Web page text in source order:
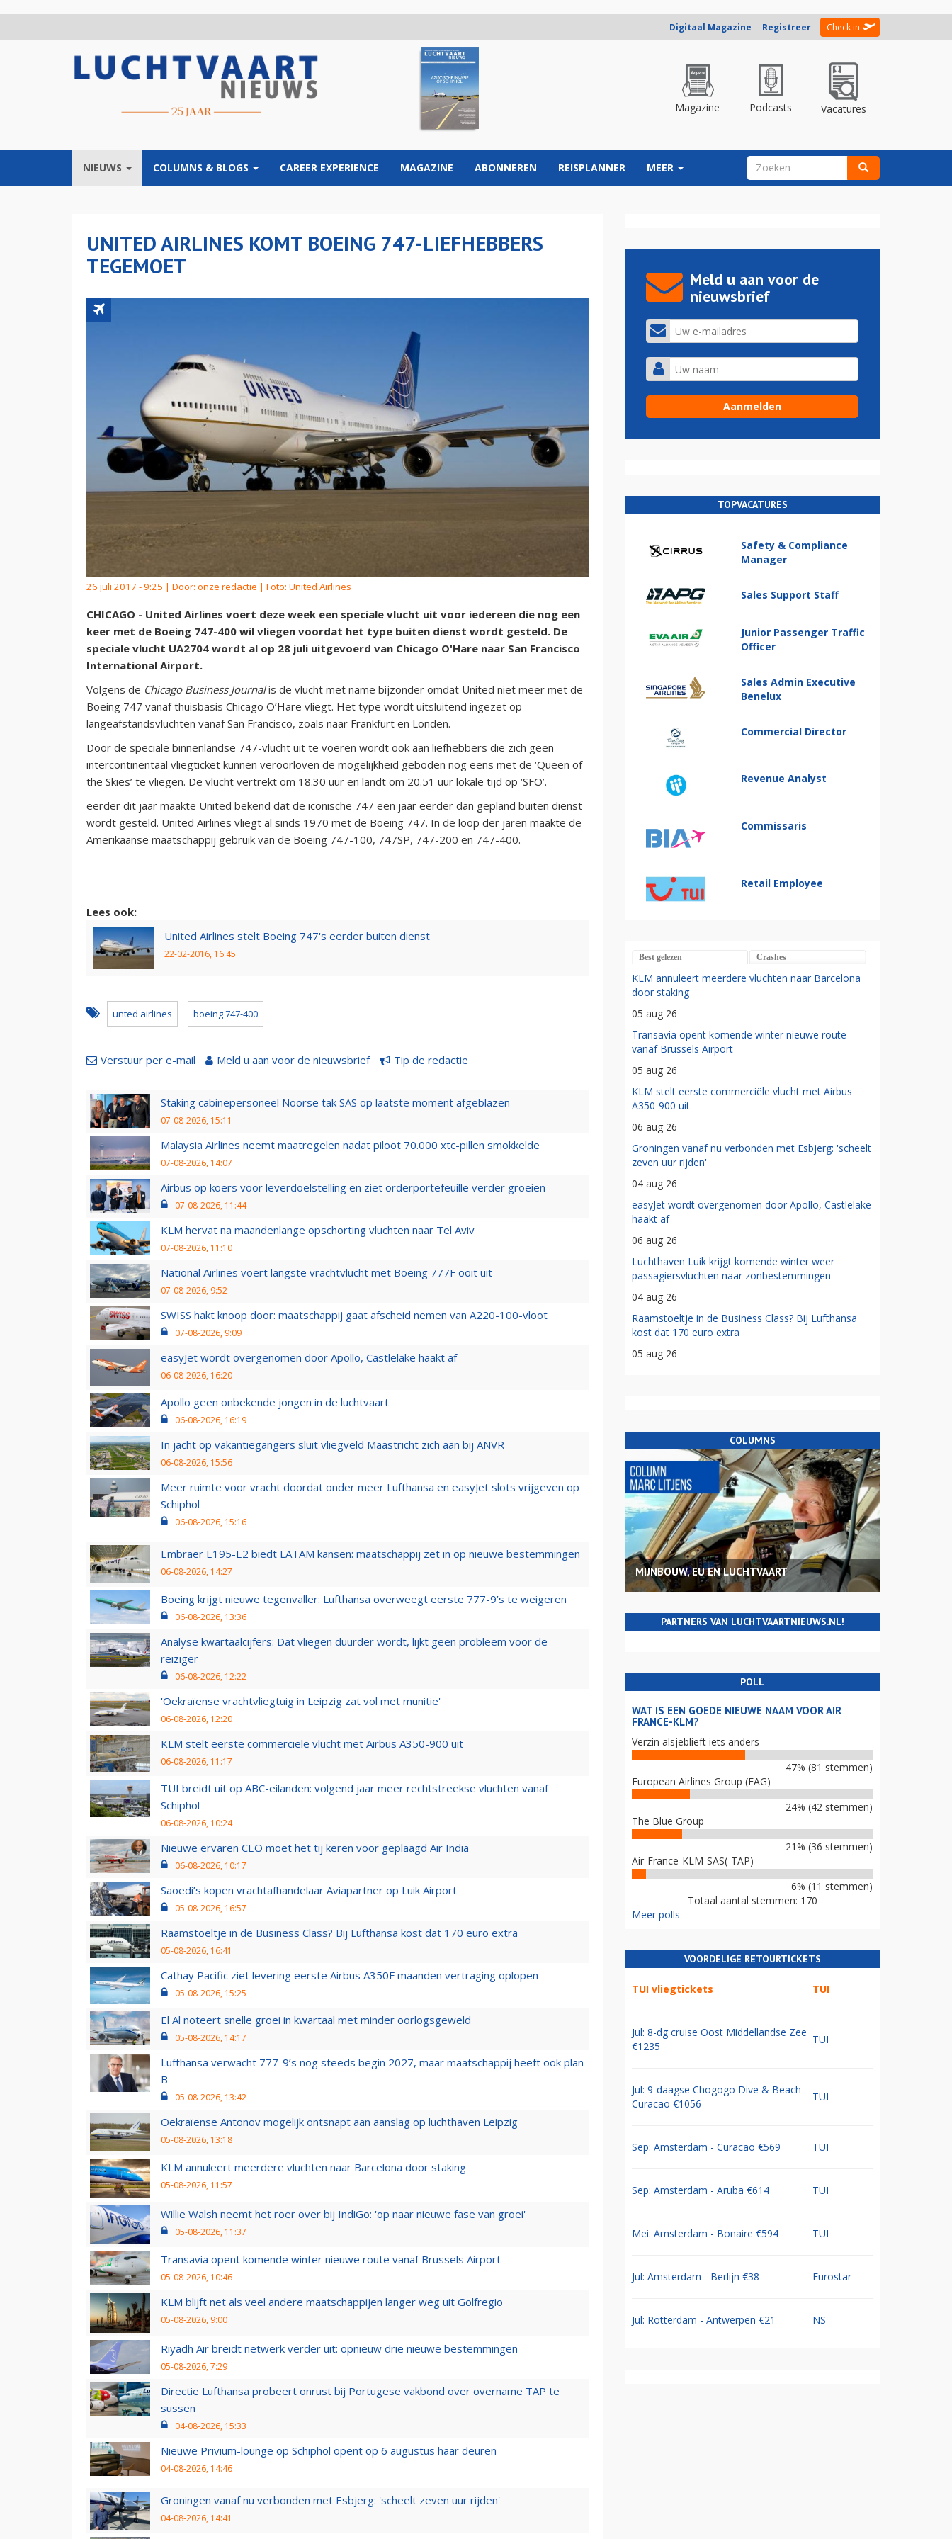
Digitaal Magazine Registreer Check in
Magazine Podcasts Vacatures
NIEUWS COLUMNS & BLOGS CAREER EXPERIENCE MAGAZINE ABONNEREN REISPLANNER MEER ZOEKVELD
UNITED AIRLINES KOMT BOEING 747-LIEFHEBBERS
TEGEMOET
26 juli 2017 - 9:25 | Door: onze redactie | Foto: United Airlines
CHICAGO - United Airlines voert deze week een speciale vlucht uit voor iedereen die nog een
keer met de Boeing 747-400 wil vliegen voordat het type buiten dienst wordt gesteld. De
speciale vlucht UA2704 wordt al op 28 juli uitgevoerd van Chicago O'Hare naar San Francisco
International Airport.
Volgens de Chicago Business Journalis de vlucht met name bijzonder omdat United niet meer met de
Boeing 747 vanaf thuisbasis Chicago O’Hare vliegt. Het type wordt uitsluitend ingezet op
langeafstandsvluchten vanaf San Francisco, zoals naar Frankfurt en Londen.
Door de speciale binnenlandse 747-vlucht uit te voeren wordt ook aan liefhebbers die zich geen
intercontinentaal vliegticket kunnen veroorloven de mogelijkheid geboden nog eens met de ‘Queen of
the Skies’ te vliegen. De vlucht vertrekt om 18.30 uur en landt om 20.51 uur lokale tijd op ‘SFO’.
eerder dit jaar maakte United bekend dat de iconische 747 een jaar eerder dan gepland buiten dienst
wordt gesteld. United Airlines vliegt al sinds 1970 met de Boeing 747. In de loop der jaren maakte de
Amerikaanse maatschappij gebruik van de Boeing 747-100, 747SP, 747-200 en 747-400.
Lees ook:
United Airlines stelt Boeing 747's eerder buiten dienst
22-02-2016, 16:45
unted airlines boeing 747-400
Verstuur per e-mail Meld u aan voor de nieuwsbrief Tip de redactie
Staking cabinepersoneel Noorse tak SAS op laatste moment afgeblazen
07-08-2026, 15:11
Malaysia Airlines neemt maatregelen nadat piloot 70.000 xtc-pillen smokkelde
07-08-2026, 14:07
Airbus op koers voor leverdoelstelling en ziet orderportefeuille verder groeien
07-08-2026, 11:44
KLM hervat na maandenlange opschorting vluchten naar Tel Aviv
07-08-2026, 11:10
National Airlines voert langste vrachtvlucht met Boeing 777F ooit uit
07-08-2026, 9:52
SWISS hakt knoop door: maatschappij gaat afscheid nemen van A220-100-vloot
07-08-2026, 9:09
easyJet wordt overgenomen door Apollo, Castlelake haakt af
06-08-2026, 16:20
Apollo geen onbekende jongen in de luchtvaart
06-08-2026, 16:19
In jacht op vakantiegangers sluit vliegveld Maastricht zich aan bij ANVR
06-08-2026, 15:56
Meer ruimte voor vracht doordat onder meer Lufthansa en easyJet slots vrijgeven op
Schiphol
06-08-2026, 15:16
Embraer E195-E2 biedt LATAM kansen: maatschappij zet in op nieuwe bestemmingen
06-08-2026, 14:27
Boeing krijgt nieuwe tegenvaller: Lufthansa overweegt eerste 777-9’s te weigeren
06-08-2026, 13:36
Analyse kwartaalcijfers: Dat vliegen duurder wordt, lijkt geen probleem voor de
reiziger
06-08-2026, 12:22
'Oekraïense vrachtvliegtuig in Leipzig zat vol met munitie'
06-08-2026, 12:20
KLM stelt eerste commerciële vlucht met Airbus A350-900 uit
06-08-2026, 11:17
TUI breidt uit op ABC-eilanden: volgend jaar meer rechtstreekse vluchten vanaf
Schiphol
06-08-2026, 10:24
Nieuwe ervaren CEO moet het tij keren voor geplaagd Air India
06-08-2026, 10:17
Saoedi’s kopen vrachtafhandelaar Aviapartner op Luik Airport
05-08-2026, 16:57
Raamstoeltje in de Business Class? Bij Lufthansa kost dat 170 euro extra
05-08-2026, 16:41
Cathay Pacific ziet levering eerste Airbus A350F maanden vertraging oplopen
05-08-2026, 15:25
El Al noteert snelle groei in kwartaal met minder oorlogsgeweld
05-08-2026, 14:17
Lufthansa verwacht 777-9’s nog steeds begin 2027, maar maatschappij heeft ook plan
B
05-08-2026, 13:42
Oekraïense Antonov mogelijk ontsnapt aan aanslag op luchthaven Leipzig
05-08-2026, 13:18
KLM annuleert meerdere vluchten naar Barcelona door staking
05-08-2026, 11:57
Willie Walsh neemt het roer over bij IndiGo: 'op naar nieuwe fase van groei'
05-08-2026, 11:37
Transavia opent komende winter nieuwe route vanaf Brussels Airport
05-08-2026, 10:46
KLM blijft net als veel andere maatschappijen langer weg uit Golfregio
05-08-2026, 9:00
Riyadh Air breidt netwerk verder uit: opnieuw drie nieuwe bestemmingen
05-08-2026, 7:29
Directie Lufthansa probeert onrust bij Portugese vakbond over overname TAP te
sussen
04-08-2026, 15:33
Nieuwe Privium-lounge op Schiphol opent op 6 augustus haar deuren
04-08-2026, 14:46
Groningen vanaf nu verbonden met Esbjerg: 'scheelt zeven uur rijden'
04-08-2026, 14:41
Meld u aan voor de
nieuwsbrief
TOPVACATURES
Safety & Compliance
Manager
Sales Support Staff
Junior Passenger Traffic
Officer
Sales Admin Executive
Benelux
Commercial Director
Revenue Analyst
Commissaris
Retail Employee
Best gelezen Crashes
KLM annuleert meerdere vluchten naar Barcelona
door staking
05 aug 26
Transavia opent komende winter nieuwe route
vanaf Brussels Airport
05 aug 26
KLM stelt eerste commerciële vlucht met Airbus
A350-900 uit
06 aug 26
Groningen vanaf nu verbonden met Esbjerg: 'scheelt
zeven uur rijden'
04 aug 26
easyJet wordt overgenomen door Apollo, Castlelake
haakt af
06 aug 26
Luchthaven Luik krijgt komende winter weer
passagiersvluchten naar zonbestemmingen
04 aug 26
Raamstoeltje in de Business Class? Bij Lufthansa
kost dat 170 euro extra
05 aug 26
COLUMNS
MIJNBOUW, EU EN LUCHTVAART
PARTNERS VAN LUCHTVAARTNIEUWS.NL!
POLL
WAT IS EEN GOEDE NIEUWE NAAM VOOR AIR
FRANCE-KLM?
Verzin alsjeblieft iets anders
47% (81 stemmen)
European Airlines Group (EAG)
24% (42 stemmen)
The Blue Group
21% (36 stemmen)
Air-France-KLM-SAS(-TAP)
6% (11 stemmen)
Totaal aantal stemmen: 170
Meer polls
VOORDELIGE RETOURTICKETS
TUI vliegtickets TUI
Jul: 8-dg cruise Oost Middellandse Zee
€1235
TUI
Jul: 9-daagse Chogogo Dive & Beach
Curacao €1056
TUI
Sep: Amsterdam - Curacao €569 TUI
Sep: Amsterdam - Aruba €614 TUI
Mei: Amsterdam - Bonaire €594 TUI
Jul: Amsterdam - Berlijn €38 Eurostar
Jul: Rotterdam - Antwerpen €21 NS